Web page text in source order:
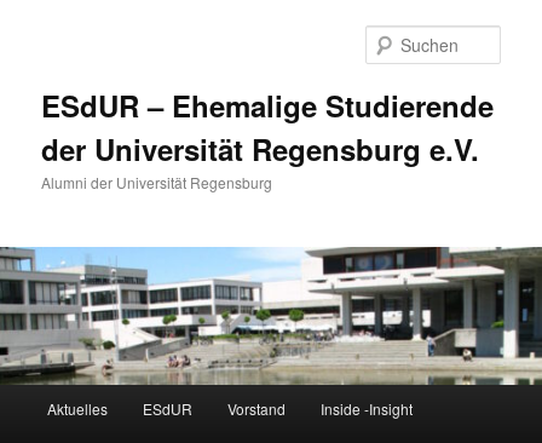
ESdUR – Ehemalige Studierende
der Universität Regensburg e.V.
Alumni der Universität Regensburg
Aktuelles ESdUR Vorstand Inside -Insight